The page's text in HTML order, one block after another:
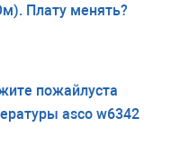
Плату менять?
пожайлуста
asco w6342